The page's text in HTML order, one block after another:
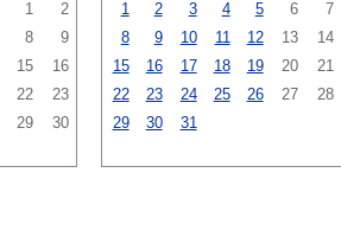
1
2
8
9
15
16
22
23
29 30
1
2 3 4 5 6
7
8
9 10 11 12 13
14
15
16 17 18 19 20
21
22
23 24 25 26 27
28
29
30 31